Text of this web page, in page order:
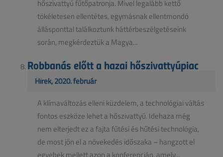
hőszivattyú fűtőpatronja. Mivel legalább kettő
tökéletesen ellentétes, egymásnak ellentmondó
állásponttal találkoztunk háttérbeszélgetéseink
során, megkérdeztük a Magya...
Robbanás előtt a hazai hőszivattyúpiac
Hírek, 2020. február
A klímaváltozás elleni küzdelem, a technológiai váltás
fontos eszköze lehet a hőszivattyú. Idehaza még
nem elterjedt ez a fajta fűtési és hűtési technológia,
de most jön el a növekedés időszaka – hangzott el
egyebek mellett azon a konferencián, amely...